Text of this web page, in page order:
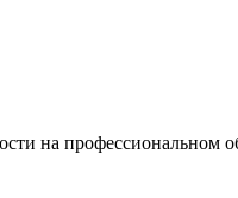
на профессиональном